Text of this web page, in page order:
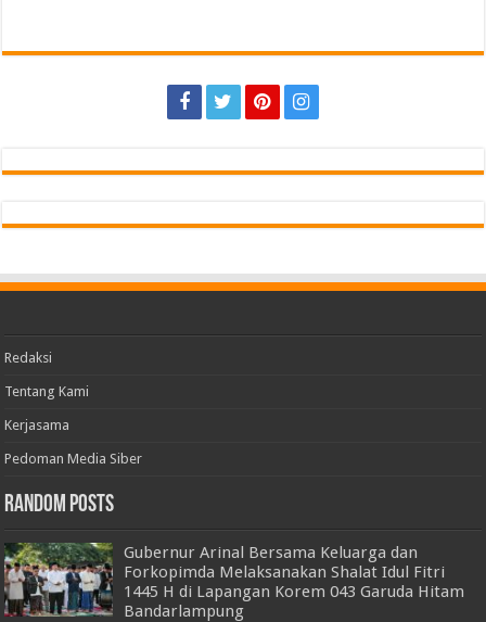
Redaksi
Tentang Kami
Kerjasama
Pedoman Media Siber
Random Posts
Gubernur Arinal Bersama Keluarga dan
Forkopimda Melaksanakan Shalat Idul Fitri
1445 H di Lapangan Korem 043 Garuda Hitam
Bandarlampung